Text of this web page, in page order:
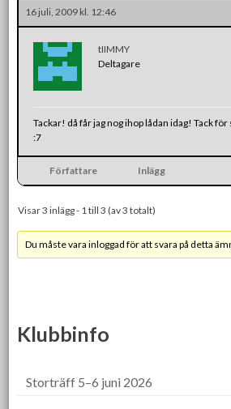
16 juli, 2009 kl. 12:46
tIIMMY
Deltagare
Tackar! då får jag nog ihop lådan idag! Tack
:7
Författare Inlägg
Visar 3 inlägg - 1 till 3 (av 3 totalt)
Du måste vara inloggad för att svara på detta
Klubbinfo
Storträff 5–6 juni 2026